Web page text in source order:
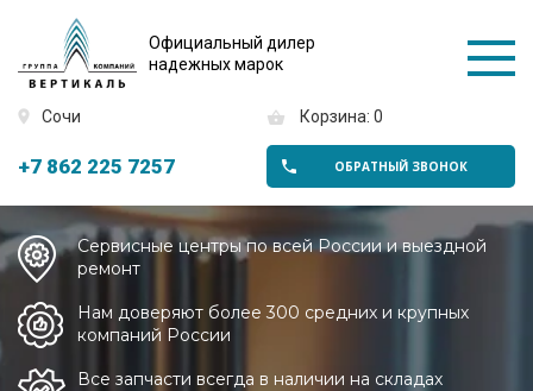
Официальный дилер
надежных марок
Сочи Корзина: 0
+7 862 225 7257 ОБРАТНЫЙ ЗВОНОК
Сервисные центры по всей России и выездной
ремонт
Нам доверяют более 300 средних и крупных
компаний России
Все запчасти всегда в наличии на складах